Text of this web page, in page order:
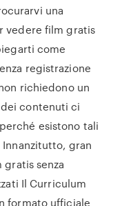
una
vedere film gratis
come
registrazione
richiedono un
contenuti ci
esistono tali
Innanzitutto, gran
senza
Il Curriculum
formato ufficiale